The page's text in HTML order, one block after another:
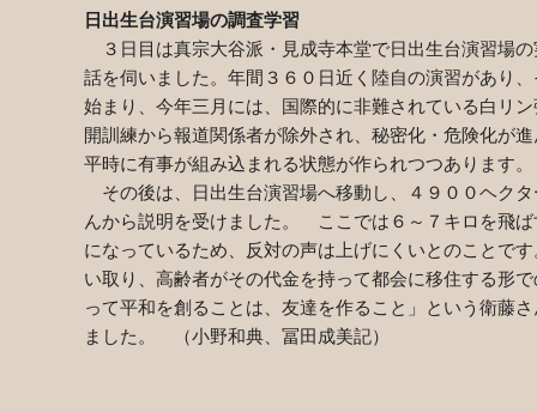
日出生台演習場の調査学習
３日目は真宗大谷派・見成寺本堂で日出生台演習場
話を伺いました。年間３６０日近く陸自の演習があり
始まり、今年三月には、国際的に非難されている白リ
開訓練から報道関係者が除外され、秘密化・危険化が
平時に有事が組み込まれる状態が作られつつあります。
その後は、日出生台演習場へ移動し、４９００ヘク
んから説明を受けました。 ここでは６～７キロを飛
になっているため、反対の声は上げにくいとのことで
い取り、高齢者がその代金を持って都会に移住する形
って平和を創ることは、友達を作ること」という衛藤
ました。 （小野和典、冨田成美記）